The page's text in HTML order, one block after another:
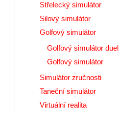
Střelecký simulátor
Silový simulátor
Golfový simulátor
Golfový simulátor duel
Golfový simulátor
Simulátor zručnosti
Taneční simulátor
Virtuální realita